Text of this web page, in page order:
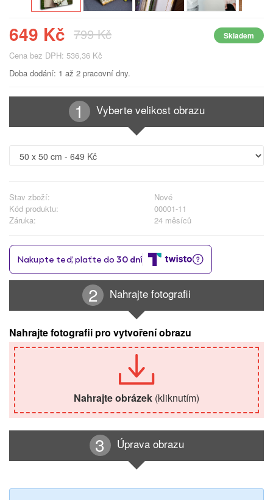
649 Kč 799 Kč Skladem
Cena bez DPH: 536,36 Kč
Doba dodání: 1 až 2 pracovní dny.
Vyberte velikost obrazu
Stav zboží:
Nové
Kód produktu:
00001-11
Záruka:
24 měsíců
Nahrajte fotografii
Nahrajte fotografii pro vytvoření obrazu
Nahrajte obrázek (kliknutím)
Úprava obrazu